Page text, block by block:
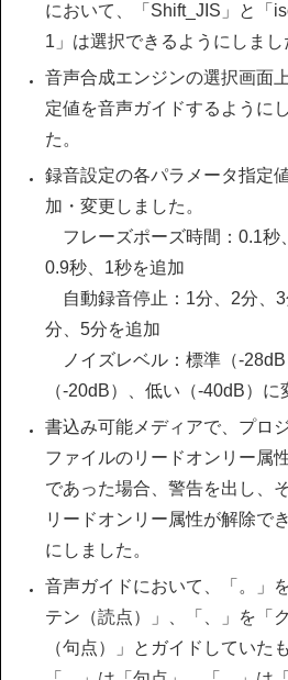
において、「Shift_JIS」と「
1」は選択できるようにしまし
音声合成エンジンの選択画面
定値を音声ガイドするように
た。
録音設定の各パラメータ指定
加・変更しました。
フレーズポーズ時間：0.1秒
0.9秒、1秒を追加
自動録音停止：1分、2分、
分、5分を追加
ノイズレベル：標準（-28dB
（-20dB）、低い（-40dB）に
書込み可能メディアで、プロ
ファイルのリードオンリー属
であった場合、警告を出し、
リードオンリー属性が解除で
にしました。
音声ガイドにおいて、「。」
テン（読点）」、「、」を「
（句点）」とガイドしていた